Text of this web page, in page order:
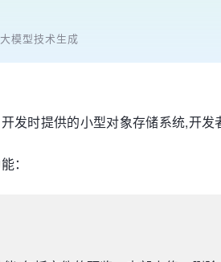
模型技术生成
发时提供的小型对象存储系统,开
：